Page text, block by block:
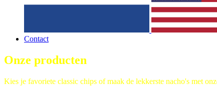
Contact
Onze producten
Kies je favoriete classic chips of maak de lekkerste nacho's met